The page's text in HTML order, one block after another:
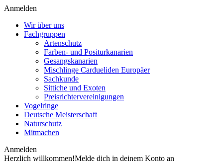
Anmelden
Wir über uns
Fachgruppen
Artenschutz
Farben- und Positurkanarien
Gesangskanarien
Mischlinge Cardueliden Europäer
Sachkunde
Sittiche und Exoten
Preisrichtervereinigungen
Vogelringe
Deutsche Meisterschaft
Naturschutz
Mitmachen
Anmelden
Herzlich willkommen!Melde dich in deinem Konto an